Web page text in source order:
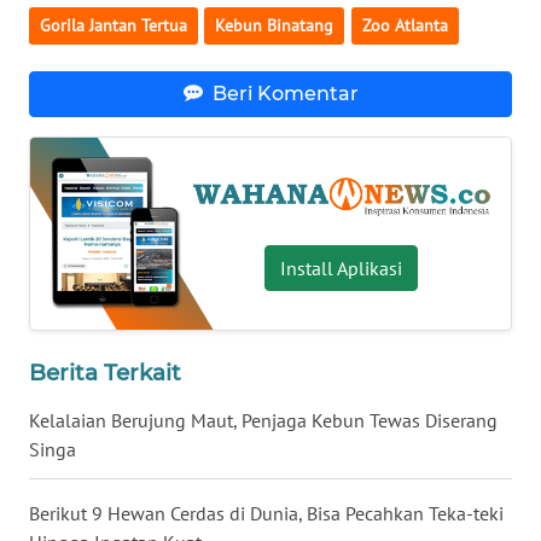
Gorila Jantan Tertua Kebun Binatang Zoo Atlanta
Beri Komentar
Install Aplikasi
Berita Terkait
Kelalaian Berujung Maut, Penjaga Kebun Tewas Diserang
Singa
Berikut 9 Hewan Cerdas di Dunia, Bisa Pecahkan Teka-teki
WN
WN
SUMBAR
WN
SUMSEL
WN
BENGKULU
LAMPUNG
WN
JATENG